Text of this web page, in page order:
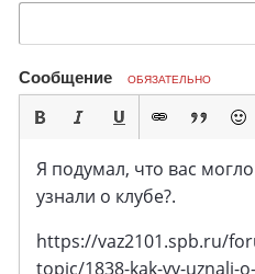
Сообщение ОБЯЗАТЕЛЬНО
Я подумал, что вас
узнали о клубе?.
https://vaz2101.spb.ru/
topic/1838-kak-vy-uznali-o-